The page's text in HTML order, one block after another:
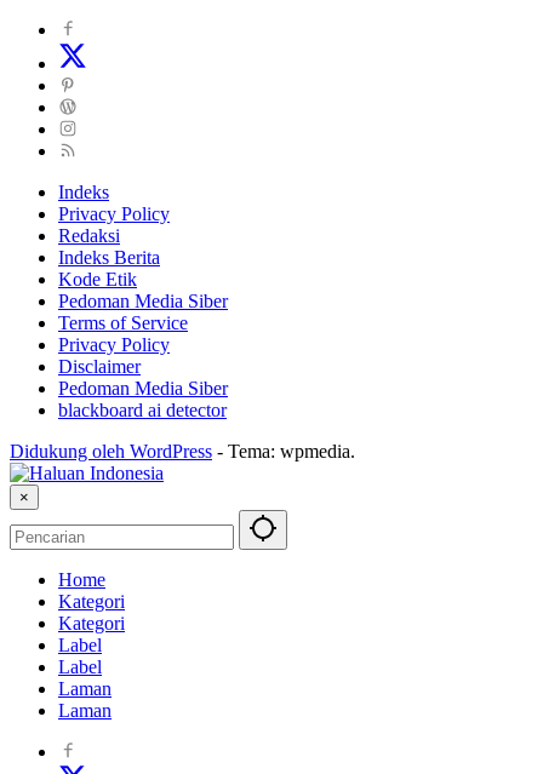
Indeks
Privacy Policy
Redaksi
Indeks Berita
Kode Etik
Pedoman Media Siber
Terms of Service
Privacy Policy
Disclaimer
Pedoman Media Siber
blackboard ai detector
Didukung oleh WordPress - Tema: wpmedia.
×
Home
Kategori
Kategori
Label
Label
Laman
Laman